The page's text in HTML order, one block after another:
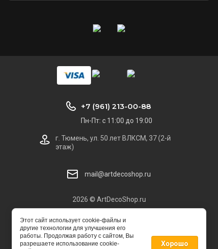
2026 © ArtDecoShop.ru
+7 (961) 213-00-88
Пн-Пт: с 11:00 до 19:00
г. Тюмень, ул. 50 лет ВЛКСМ, 37 (2-й
этаж)
mail@artdecoshop.ru
Этот сайт использует cookie-файлы и
другие технологии для улучшения его
работы. Продолжая работу с сайтом, Вы
разрешаете использование cookie-
Хорошо